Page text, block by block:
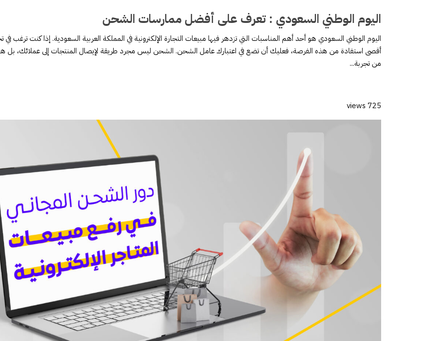
اليوم الوطني السعودي : تعرف على أفضل ممارسات الشحن
اليوم الوطني السعودي هو أحد أهم المناسبات التي تزدهر فيها مبيعات التجارة الإلكترونية في المملكة العربية السعودية. إذا كنت ترغب في
أقصى استفادة من هذه الفرصة، فعليك أن تضع في اعتبارك عامل الشحن. الشحن ليس مجرد طريقة لإيصال المنتجات إلى عملائك، بل
من تجربة...
725 views